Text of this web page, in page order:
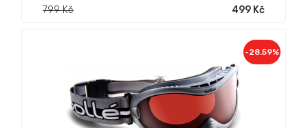
799 Kč 499 Kč
-28.59%